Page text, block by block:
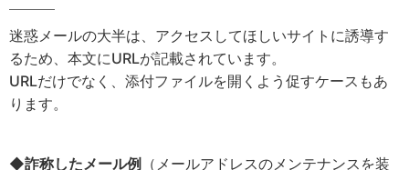
迷惑メールの大半は、アクセスしてほしいサイトに誘導す
るため、本文にURLが記載されています。
URLだけでなく、添付ファイルを開くよう促すケースもあ
ります。
◆詐称したメール例
（メールアドレスのメンテナンスを装